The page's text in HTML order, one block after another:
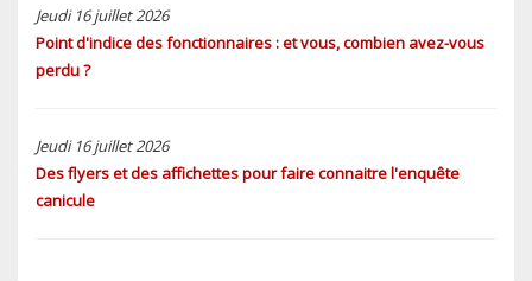
Jeudi 16 juillet 2026
Point d'indice des fonctionnaires : et vous, combien avez-vous
perdu ?
Jeudi 16 juillet 2026
Des flyers et des affichettes pour faire connaitre l'enquête
canicule